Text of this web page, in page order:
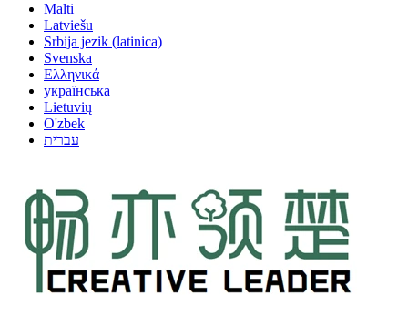
Malti
Latviešu
Srbija jezik (latinica)
Svenska
Ελληνικά
українська
Lietuvių
O'zbek
עברית